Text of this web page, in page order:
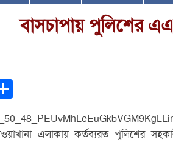
বাসচাপায় পুলিশের
এলাকায় কর্তব্যরত পুলিশের